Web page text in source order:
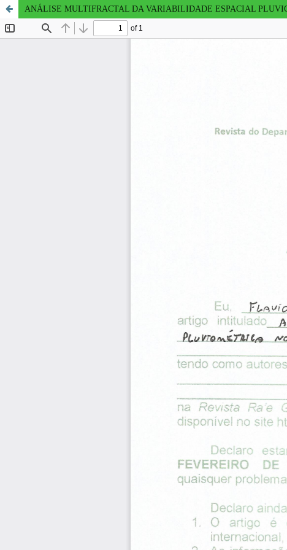
ANÁLISE MULTIFRACTAL DA VARIABILIDADE ESPACIAL